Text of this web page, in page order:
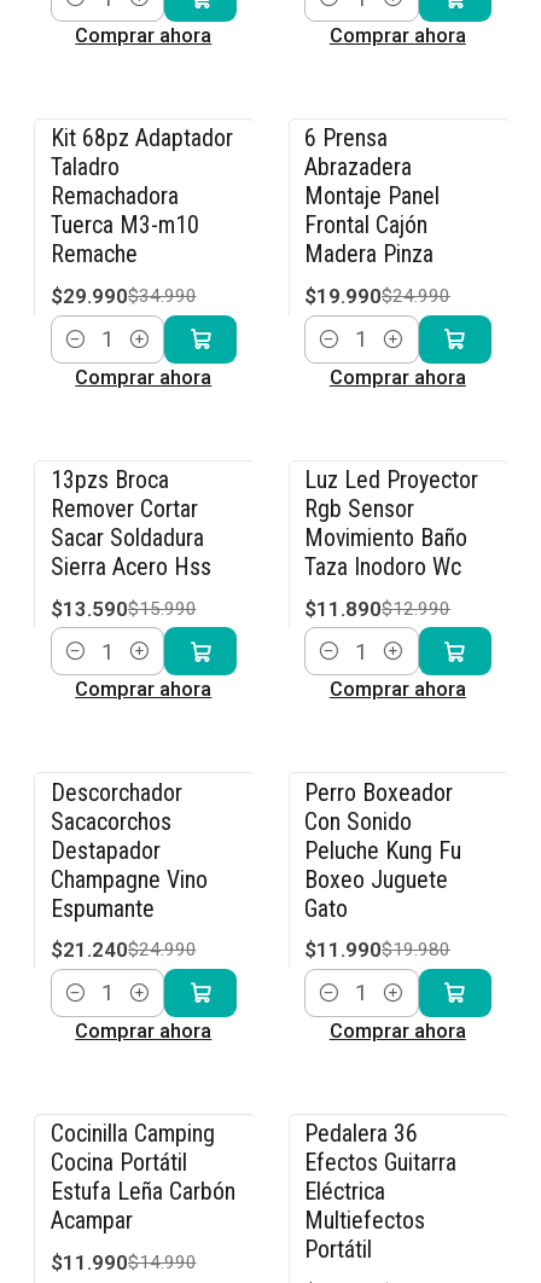
Cantidad
Comprar ahora
Cantidad
Comprar ahora
-14% OFF
Kit 68pz Adaptador
Taladro
Remachadora
Tuerca M3-m10
Remache
$29.990$34.990
Cantidad
Comprar ahora
-20% OFF
6 Prensa
Abrazadera
Montaje Panel
Frontal Cajón
Madera Pinza
$19.990$24.990
Cantidad
Comprar ahora
-15% OFF
13pzs Broca
Remover Cortar
Sacar Soldadura
Sierra Acero Hss
$13.590$15.990
Cantidad
Comprar ahora
-8% OFF
Luz Led Proyector
Rgb Sensor
Movimiento Baño
Taza Inodoro Wc
$11.890$12.990
Cantidad
Comprar ahora
-15% OFF
Descorchador
Sacacorchos
Destapador
Champagne Vino
Espumante
$21.240$24.990
Cantidad
Comprar ahora
-40% OFF
Perro Boxeador
Con Sonido
Peluche Kung Fu
Boxeo Juguete
Gato
$11.990$19.980
Cantidad
Comprar ahora
-20% OFF
Cocinilla Camping
Cocina Portátil
Estufa Leña Carbón
Acampar
$11.990$14.990
-23% OFF
Pedalera 36
Efectos Guitarra
Eléctrica
Multiefectos
Portátil